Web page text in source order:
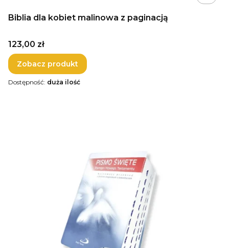
Biblia dla kobiet malinowa z paginacją
Cena
123,00 zł
Zobacz produkt
Dostępność: duża ilość